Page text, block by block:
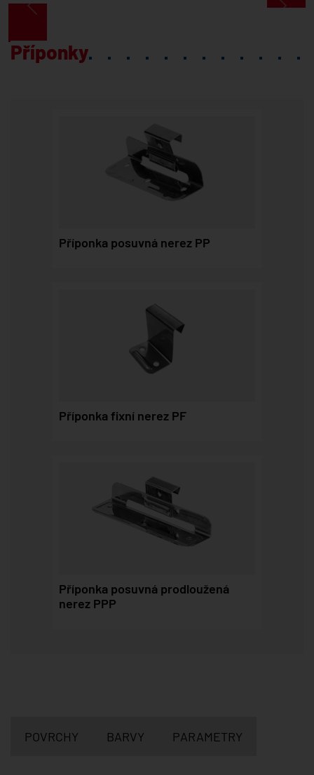
Předchozí
Příponky
Příponka posuvná nerez PP
Příponka fixní nerez PF
Příponka posuvná prodloužená
nerez PPP
POVRCHY BARVY PARAMETRY